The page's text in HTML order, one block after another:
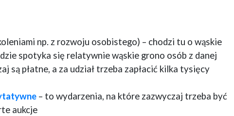
np. z rozwoju osobistego) – chodzi tu o wąskie
spotyka się relatywnie wąskie grono osób z danej
są płatne, a za udział trzeba zapłacić kilka tysięcy
– to wydarzenia, na które zazwyczaj trzeba być
aukcje